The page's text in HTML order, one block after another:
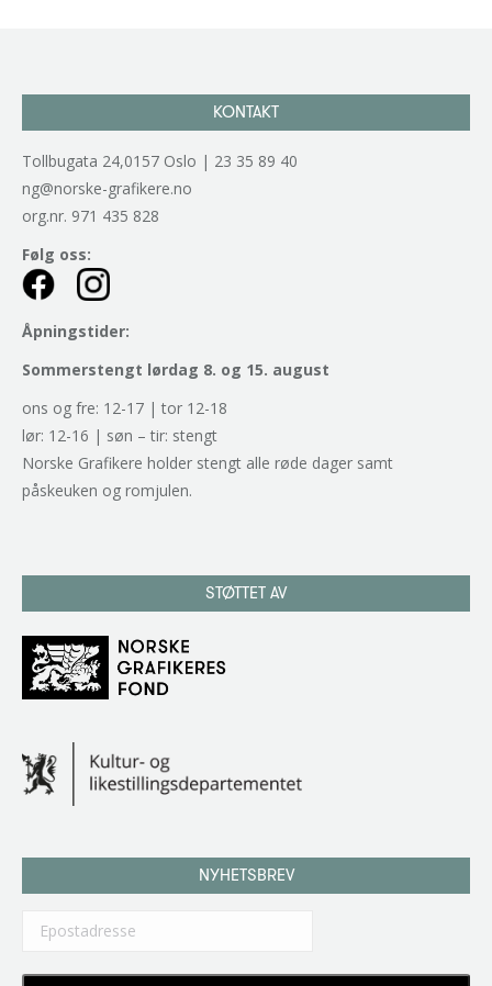
KONTAKT
Tollbugata 24,0157 Oslo | 23 35 89 40
ng@norske-grafikere.no
org.nr. 971 435 828
Følg oss:
Åpningstider:
Sommerstengt lørdag 8. og 15. august
ons og fre: 12-17 | tor 12-18
lør: 12-16 | søn – tir: stengt
Norske Grafikere holder stengt alle røde dager samt
påskeuken og romjulen.
STØTTET AV
NYHETSBREV